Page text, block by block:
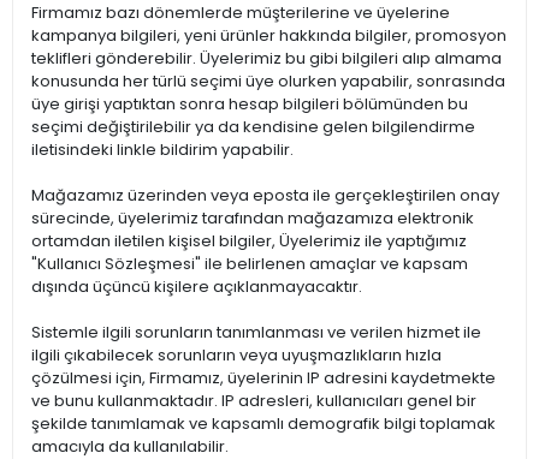
Firmamız bazı dönemlerde müşterilerine ve üyelerine
kampanya bilgileri, yeni ürünler hakkında bilgiler, promosyon
teklifleri gönderebilir. Üyelerimiz bu gibi bilgileri alıp almama
konusunda her türlü seçimi üye olurken yapabilir, sonrasında
üye girişi yaptıktan sonra hesap bilgileri bölümünden bu
seçimi değiştirilebilir ya da kendisine gelen bilgilendirme
iletisindeki linkle bildirim yapabilir.
Mağazamız üzerinden veya eposta ile gerçekleştirilen onay
sürecinde, üyelerimiz tarafından mağazamıza elektronik
ortamdan iletilen kişisel bilgiler, Üyelerimiz ile yaptığımız
"Kullanıcı Sözleşmesi" ile belirlenen amaçlar ve kapsam
dışında üçüncü kişilere açıklanmayacaktır.
Sistemle ilgili sorunların tanımlanması ve verilen hizmet ile
ilgili çıkabilecek sorunların veya uyuşmazlıkların hızla
çözülmesi için, Firmamız, üyelerinin IP adresini kaydetmekte
ve bunu kullanmaktadır. IP adresleri, kullanıcıları genel bir
şekilde tanımlamak ve kapsamlı demografik bilgi toplamak
amacıyla da kullanılabilir.